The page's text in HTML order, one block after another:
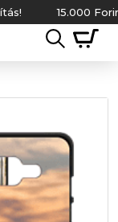
15.000 Forint